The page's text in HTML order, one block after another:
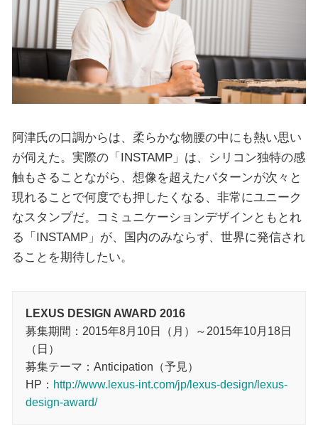
阿津氏の口調からは、柔らかな物腰の中にも熱い思い
が伺えた。実際の「INSTAMP」は、シリコン独特の感
触もさることながら、想像を超えたパターンが次々と
現れることで何度でも押したくなる、非常にユニーク
なスタンプだ。コミュニケーションデザインともとれ
る「INSTAMP」が、国内のみならず、世界に発信され
ることを期待したい。
LEXUS DESIGN AWARD 2016
募集期間：2015年8月10日（月）～2015年10月18日
（日）
募集テーマ：Anticipation（予見）
HP： http://www.lexus-int.com/jp/lexus-design/lexus-
design-award/